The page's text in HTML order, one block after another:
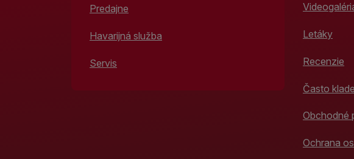
Predajne
Havarijná služba
Servis
Letáky
Recenzie
Často
Obchodné
Ochrana